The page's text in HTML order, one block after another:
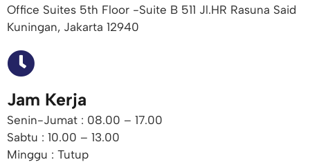
Office Suites 5th Floor -Suite B 511 Jl.HR Rasuna Said
Kuningan, Jakarta 12940
Jam Kerja
Senin-Jumat : 08.00 – 17.00
Sabtu : 10.00 – 13.00
Minggu : Tutup